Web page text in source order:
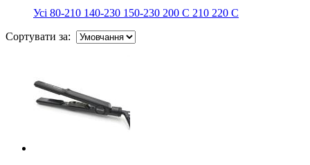
Усі 80-210 140-230 150-230 200 C 210 220 С
Сортувати за: